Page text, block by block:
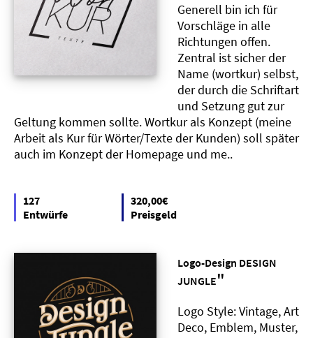
Generell bin ich für
Vorschläge in alle
Richtungen offen.
Zentral ist sicher der
Name (wortkur) selbst,
der durch die Schriftart
und Setzung gut zur
Geltung kommen sollte. Wortkur als Konzept (meine
Arbeit als Kur für Wörter/Texte der Kunden) soll später
auch im Konzept der Homepage und me..
127
Entwürfe
320,00€
Preisgeld
Logo-Design DESIGN
JUNGLE"
Logo Style: Vintage, Art
Deco, Emblem, Muster,